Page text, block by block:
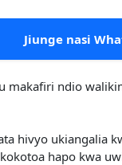
Jiunge nasi
ndio
hivyo ukiangalia
hapo kwa